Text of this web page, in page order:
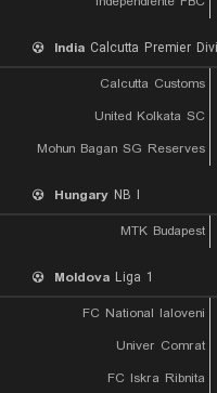
India Calcutta Premier
Calcutta Customs
United Kolkata SC
Mohun Bagan SG Reserves
Hungary NB I
MTK Budapest
Moldova Liga 1
FC National Ialoveni
Univer Comrat
FC Iskra Ribnita